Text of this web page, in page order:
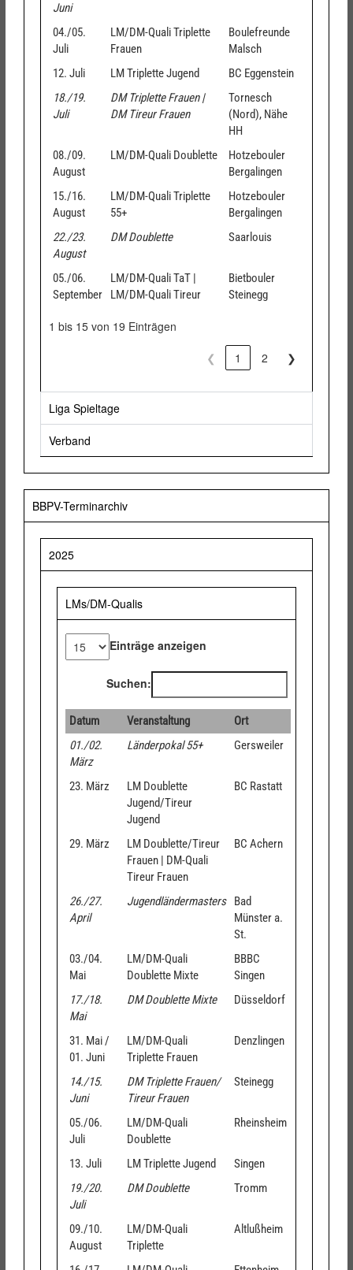
Juni
04./05.
Juli
LM/DM-Quali Triplette
Frauen
Boulefreunde
Malsch
12. Juli
LM Triplette Jugend
BC Eggenstein
18./19.
Juli
DM Triplette Frauen |
DM Tireur Frauen
Tornesch
(Nord), Nähe
HH
08./09.
August
LM/DM-Quali Doublette
Hotzebouler
Bergalingen
15./16.
August
LM/DM-Quali Triplette
55+
Hotzebouler
Bergalingen
22./23.
August
DM Doublette Saarlouis
05./06.
September
LM/DM-Quali TaT |
LM/DM-Quali Tireur
Bietbouler
Steinegg
1 bis 15 von 19 Einträgen
❮
1 2 ❯
Liga Spieltage
Verband
BBPV-Terminarchiv
2025
LMs/DM-Qualis
Einträge anzeigen
Suchen:
Datum Veranstaltung
Ort
01./02.
März
Länderpokal 55+ Gersweiler
23. März
LM Doublette
Jugend/Tireur
Jugend
BC Rastatt
29. März
LM Doublette/Tireur
Frauen | DM-Quali
Tireur Frauen
BC Achern
26./27.
April
Jugendländermasters
Bad
Münster a.
St.
03./04.
Mai
LM/DM-Quali
Doublette Mixte
BBBC
Singen
17./18.
Mai
DM Doublette Mixte Düsseldorf
31. Mai /
01. Juni
LM/DM-Quali
Triplette Frauen
Denzlingen
14./15.
Juni
DM Triplette Frauen/
Tireur Frauen
Steinegg
05./06.
Juli
LM/DM-Quali
Doublette
Rheinsheim
13. Juli LM Triplette Jugend
Singen
19./20.
Juli
DM Doublette Tromm
09./10.
August
LM/DM-Quali
Triplette
Altlußheim